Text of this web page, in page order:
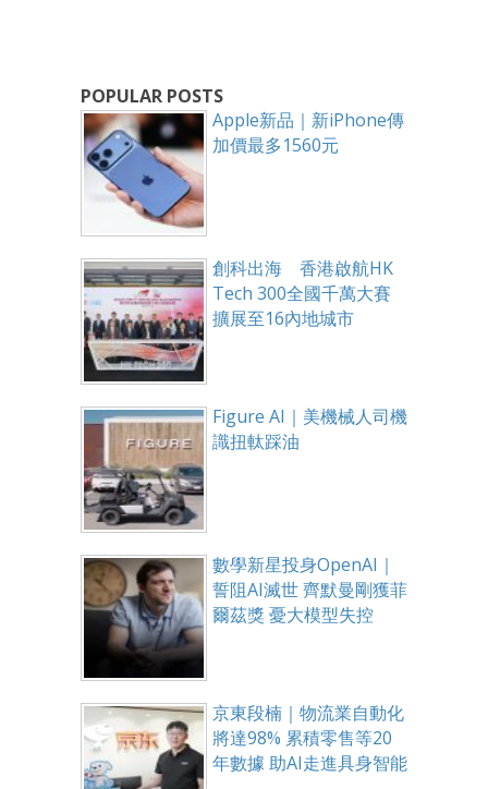
POPULAR POSTS
Apple新品｜新iPhone傳
加價最多1560元
創科出海 香港啟航HK
Tech 300全國千萬大賽
擴展至16內地城市
Figure AI｜美機械人司機
識扭軚踩油
數學新星投身OpenAI｜
誓阻AI滅世 齊默曼剛獲菲
爾茲獎 憂大模型失控
京東段楠｜物流業自動化
將達98% 累積零售等20
年數據 助AI走進具身智能